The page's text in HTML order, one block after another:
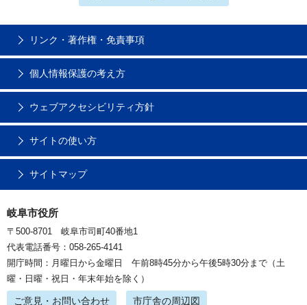
リンク・著作権・免責事項
個人情報保護の考え方
ウェブアクセシビリティ方針
サイトの使い方
サイトマップ
岐阜市役所
〒500-8701 岐阜市司町40番地1
代表電話番号：058-265-4141
開庁時間：月曜日から金曜日 午前8時45分から午後5時30分まで（土
曜・日曜・祝日・年末年始を除く）
ご意見・お問い合わせ 市庁舎の周辺図